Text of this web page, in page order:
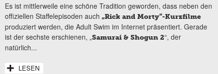
Es ist mittlerweile eine schöne Tradition geworden, dass neben den
offiziellen Staffelepisoden auch „Rick and Morty“-Kurzfilme
produziert werden, die Adult Swim im Internet präsentiert. Gerade
ist der sechste erschienen, „Samurai & Shogun 2“, der
natürlich...
LESEN